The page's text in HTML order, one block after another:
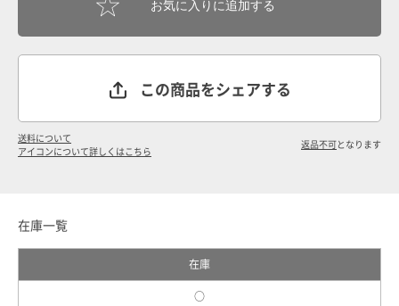
この商品をシェアする
送料について
アイコンについて詳しくはこちら
返品不可となります
在庫一覧
在庫
○